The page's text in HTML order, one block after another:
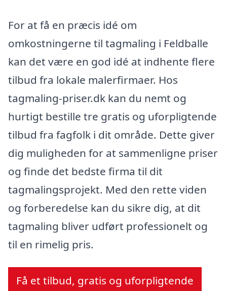
For at få en præcis idé om
omkostningerne til tagmaling i Feldballe
kan det være en god idé at indhente flere
tilbud fra lokale malerfirmaer. Hos
tagmaling-priser.dk kan du nemt og
hurtigt bestille tre gratis og uforpligtende
tilbud fra fagfolk i dit område. Dette giver
dig muligheden for at sammenligne priser
og finde det bedste firma til dit
tagmalingsprojekt. Med den rette viden
og forberedelse kan du sikre dig, at dit
tagmaling bliver udført professionelt og
til en rimelig pris.
Få et tilbud, gratis og uforpligtende